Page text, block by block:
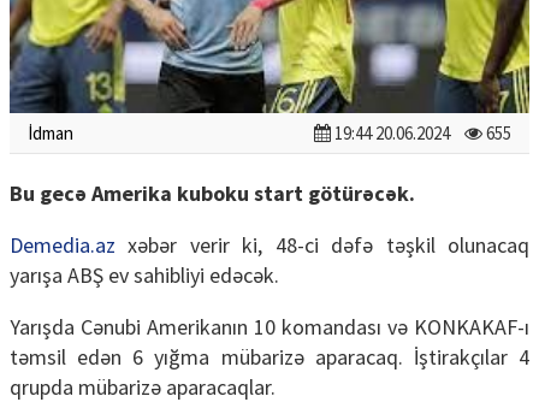
İdman 19:44 20.06.2024 655
Bu gecə Amerika kuboku start götürəcək.
Demedia.az xəbər verir ki, 48-ci dəfə təşkil olunacaq
yarışa ABŞ ev sahibliyi edəcək.
Yarışda Cənubi Amerikanın 10 komandası və KONKAKAF-ı
təmsil edən 6 yığma mübarizə aparacaq. İştirakçılar 4
qrupda mübarizə aparacaqlar.